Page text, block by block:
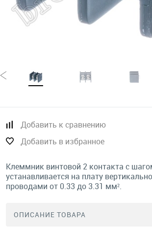
Добавить к сравнению
Добавить в избранное
Клеммник винтовой 2 контакта с
устанавливается на плату
проводами от 0.33 до 3.31 мм².
ОПИСАНИЕ ТОВАРА